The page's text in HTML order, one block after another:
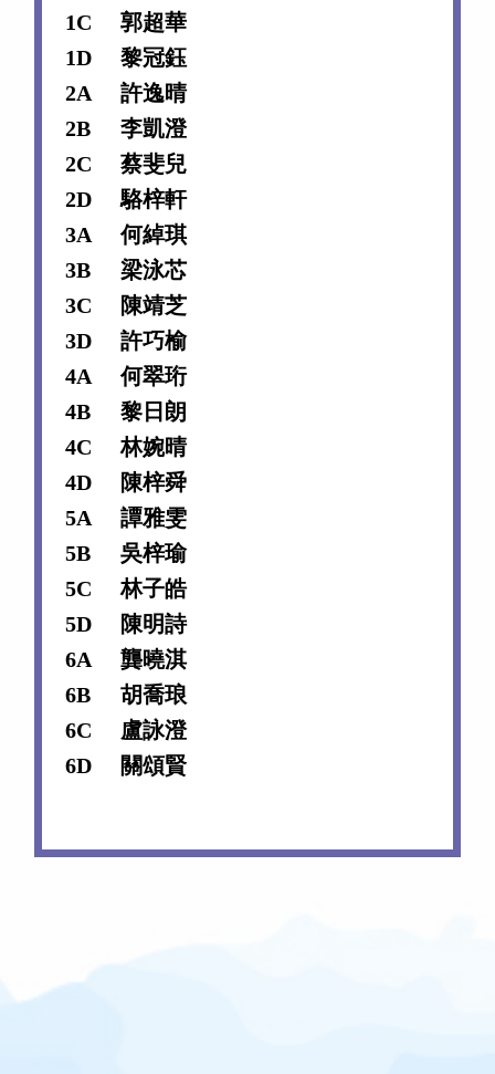
1C
郭超華
1D
黎冠鈺
2A
許逸晴
2B
李凱澄
2C
蔡斐兒
2D
駱梓軒
3A
何綽琪
3B
梁泳芯
3C
陳靖芝
3D
許巧榆
4A
何翠珩
4B
黎日朗
4C
林婉晴
4D
陳梓舜
5A
譚雅雯
5B
吳梓瑜
5C
林子皓
5D
陳明詩
6A
龔曉淇
6B
胡喬琅
6C
盧詠澄
6D
關頌賢